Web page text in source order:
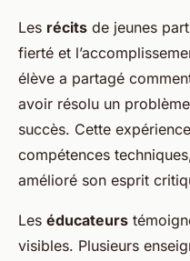
Les récits de jeunes
fierté et
élève a partagé
avoir résolu un
succès. Cette
compétences
amélioré son esprit
Les éducateurs
visibles. Plusieurs